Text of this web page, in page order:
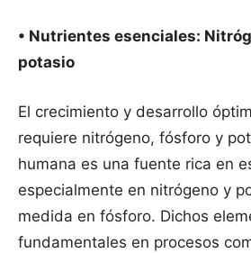
• Nutrientes esenciales:
potasio
El crecimiento y desarrollo
requiere nitrógeno, fósforo y
humana es una fuente rica en
especialmente en nitrógeno y
medida en fósforo. Dichos
fundamentales en procesos